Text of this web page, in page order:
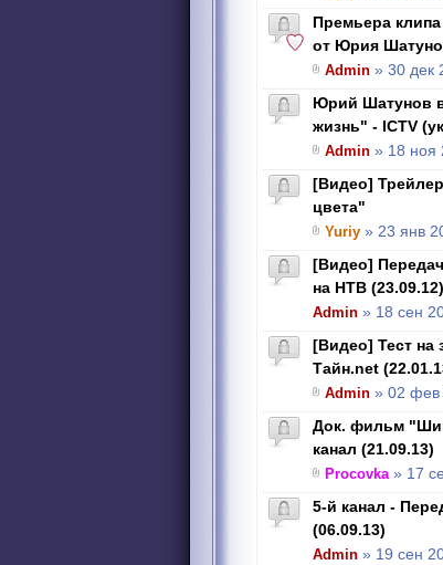
Премьера
от Юрия
Admin » 30 дек
Юрий Шатунов
жизнь" - ICTV
Admin » 18 ноя
[Видео]
цвета"
Yuriy » 23 янв
[Видео]
на НТВ (23.09.12)
Admin » 18 сен
[Видео] Тест на
Тайн.net
Admin » 02 фев
Док. фильм
канал (21.09.13)
Procovka» 17
5-й канал -
(06.09.13)
Admin » 19 сен